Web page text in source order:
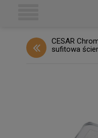
CESAR
sufitowa